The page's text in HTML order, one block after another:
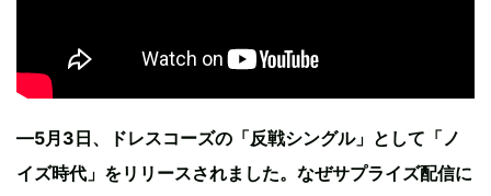
—5月3日、ドレスコーズの「反戦シングル」として「ノ
イズ時代」をリリースされました。なぜサプライズ配信に